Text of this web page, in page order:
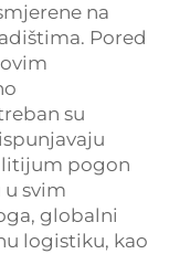
na
Pored
su
litijum pogon
svim
globalni
logistiku, kao